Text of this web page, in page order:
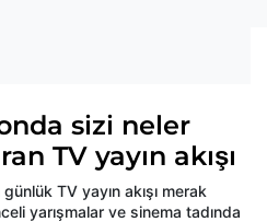
sizi neler
TV yayın akışı
TV yayın akışı merak
yarışmalar ve sinema tadında